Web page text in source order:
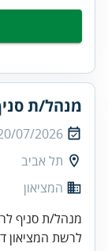
מנהל/ת
07/2026
תל אביב
המציאון
מנהל/ת סניף
לרשת המציאון